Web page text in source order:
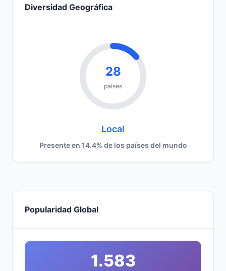
Diversidad Geográfica
28
países
Local
Presente en 14.4% de los países del mundo
Popularidad Global
1.583